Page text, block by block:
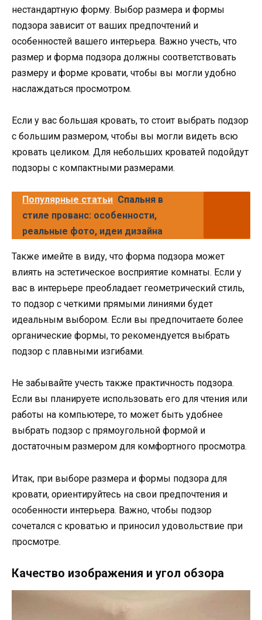
нестандартную форму. Выбор размера и формы
подзора зависит от ваших предпочтений и
особенностей вашего интерьера. Важно учесть, что
размер и форма подзора должны соответствовать
размеру и форме кровати, чтобы вы могли удобно
наслаждаться просмотром.
Если у вас большая кровать, то стоит выбрать подзор
с большим размером, чтобы вы могли видеть всю
кровать целиком. Для небольших кроватей подойдут
подзоры с компактными размерами.
Популярные статьи Спальня в
стиле прованс: особенности,
реальные фото, идеи дизайна
Также имейте в виду, что форма подзора может
влиять на эстетическое восприятие комнаты. Если у
вас в интерьере преобладает геометрический стиль,
то подзор с четкими прямыми линиями будет
идеальным выбором. Если вы предпочитаете более
органические формы, то рекомендуется выбрать
подзор с плавными изгибами.
Не забывайте учесть также практичность подзора.
Если вы планируете использовать его для чтения или
работы на компьютере, то может быть удобнее
выбрать подзор с прямоугольной формой и
достаточным размером для комфортного просмотра.
Итак, при выборе размера и формы подзора для
кровати, ориентируйтесь на свои предпочтения и
особенности интерьера. Важно, чтобы подзор
сочетался с кроватью и приносил удовольствие при
просмотре.
Качество изображения и угол обзора